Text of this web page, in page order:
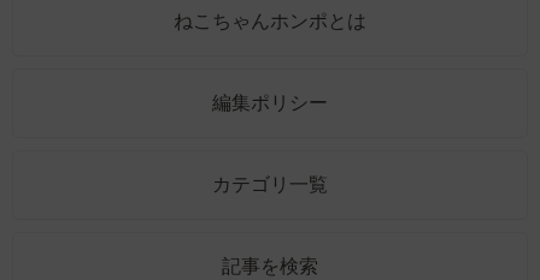
ねこちゃんホンポとは
編集ポリシー
カテゴリ一覧
記事を検索